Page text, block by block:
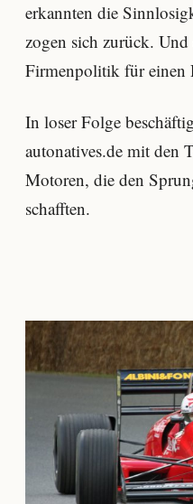
erkannten die
zogen sich zurück.
Firmenpolitik für einen
In loser Folge
autonatives.de mit den
Motoren, die den
schafften.